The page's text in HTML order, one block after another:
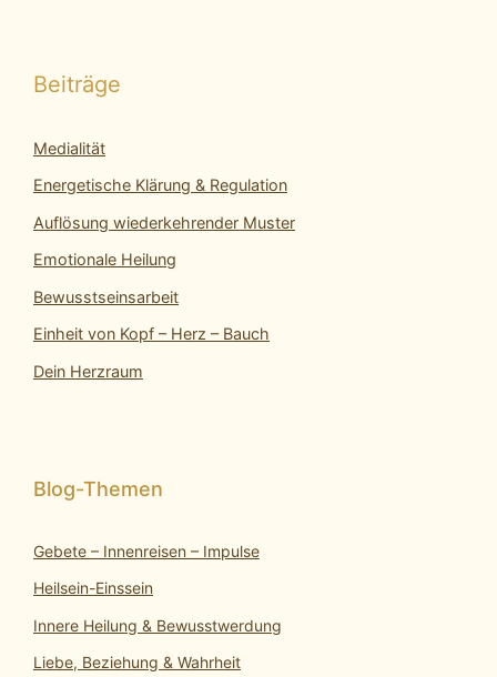
Beiträge
Medialität
Energetische Klärung & Regulation
Auflösung wiederkehrender Muster
Emotionale Heilung
Bewusstseinsarbeit
Einheit von Kopf – Herz – Bauch
Dein Herzraum
Gebete – Innenreisen – Impulse
Heilsein-Einssein
Innere Heilung & Bewusstwerdung
Liebe, Beziehung & Wahrheit